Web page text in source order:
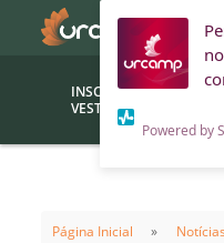
Powered by
INSCRIÇÕES
VESTIBULAR
Página Inicial Notícias